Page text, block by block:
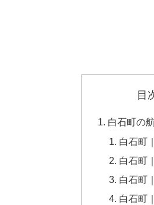
目
白石町の
白石町
白石町
白石町
白石町